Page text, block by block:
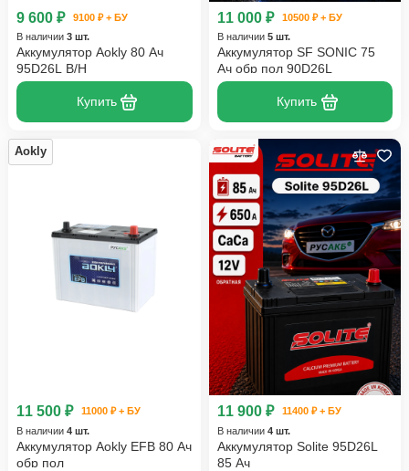
9 600 ₽
9100 ₽ + БУ
В наличии 3 шт.
Аккумулятор Aokly 80 Ач
95D26L B/H
Купить
11 000 ₽
10500 ₽ + БУ
В наличии 5 шт.
Аккумулятор SF SONIC 75
Ач обр пол 90D26L
Купить
Aokly
11 500 ₽
11000 ₽ + БУ
В наличии 4 шт.
Аккумулятор Aokly EFB 80 Ач
обр пол
11 900 ₽
11400 ₽ + БУ
В наличии 4 шт.
Аккумулятор Solite 95D26L
85 Ач